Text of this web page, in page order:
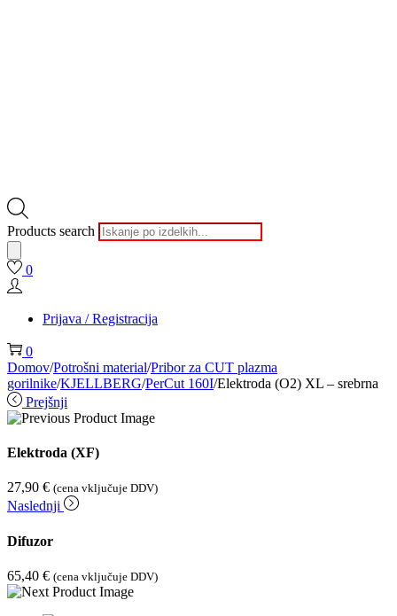
Products search
0
Prijava / Registracija
0
Domov/Potrošni material/Pribor za CUT plazma
gorilnike/KJELLBERG/PerCut 160I/Elektroda (O2) XL – srebrna
Prejšnji
Elektroda (XF)
27,90 € (cena vključuje DDV)
Naslednji
Difuzor
65,40 € (cena vključuje DDV)